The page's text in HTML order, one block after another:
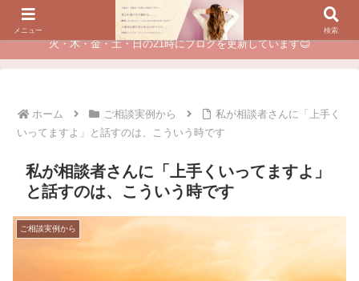
夫に不倫されたつらい経験が、あなたのチャンスに変わるカウンセリング
火・木・金・土・日の21時にブログを更新しています😊
ホーム ご相談実例から
私が相談者さんに「上手く
いってますよ」と話すのは、こういう時です
私が相談者さんに「上手くいってますよ」
と話すのは、こういう時です
ご相談実例から
メニュー 検索